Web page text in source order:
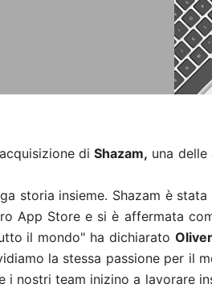
di Shazam, una delle
storia insieme. Shazam è
App Store e si è affermata
il mondo" ha dichiarato
la stessa passione per il
i nostri team inizino a lavorare